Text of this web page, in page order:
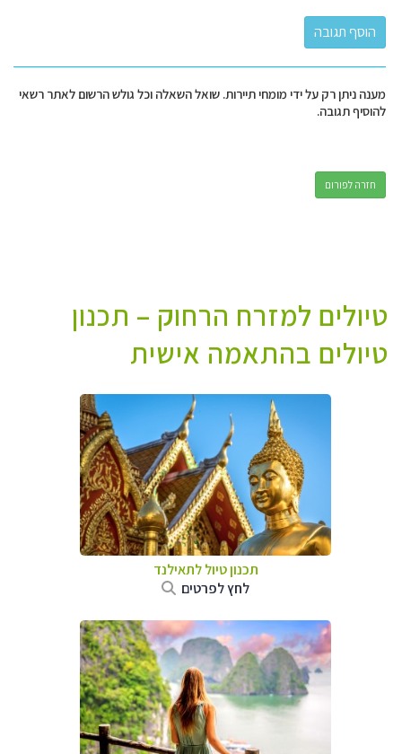
מענה ניתן רק על ידי מומחי תיירות. שואל השאלה וכל גולש הרשום לאתר רשאי
להוסיף תגובה.
חזרה לפורום
טיולים למזרח הרחוק – תכנון
טיולים בהתאמה אישית
תכנון טיול לתאילנד
לחץ לפרטים